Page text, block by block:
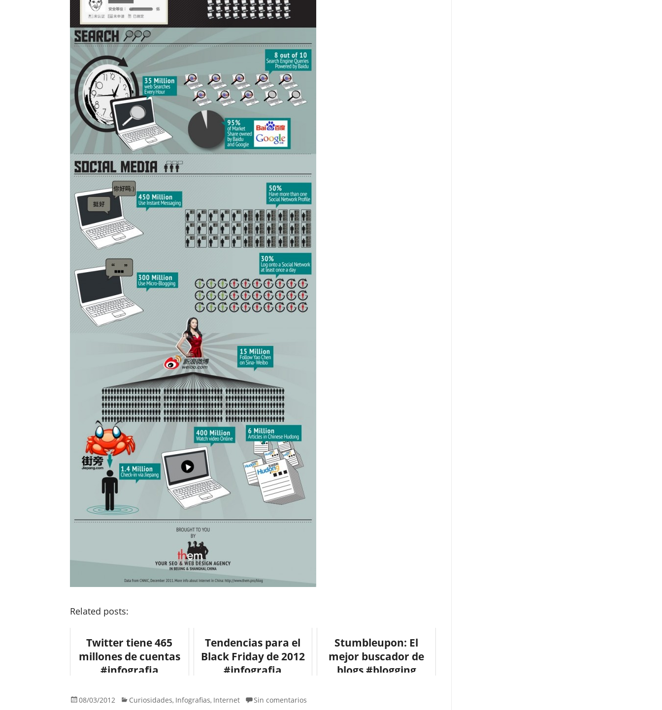
Related posts:
Twitter tiene 465
millones de cuentas
#infografia
#twitter
Tendencias para el
Black Friday de 2012
#infografia
#marketing
Stumbleupon: El
mejor buscador de
blogs #blogging
08/03/2012 Curiosidades, Infografias, Internet Sin comentarios